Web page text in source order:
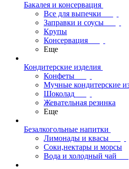
Бакалея и консервация
Все для выпечки
Заправки и соусы
Крупы
Консервация
Еще
Кондитерские изделия
Конфеты
Мучные кондитерские
Шоколад
Жевательная резинка
Еще
Безалкогольные напитки
Лимонады и квасы
Соки,нектары и морсы
Вода и холодный чай